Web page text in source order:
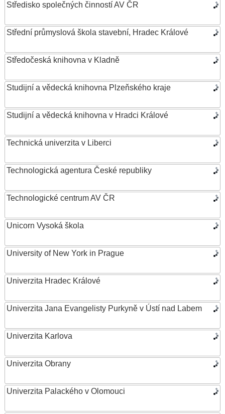
Středisko společných činností AV ČR
Střední průmyslová škola stavební, Hradec Králové
Středočeská knihovna v Kladně
Studijní a vědecká knihovna Plzeňského kraje
Studijní a vědecká knihovna v Hradci Králové
Technická univerzita v Liberci
Technologická agentura České republiky
Technologické centrum AV ČR
Unicorn Vysoká škola
University of New York in Prague
Univerzita Hradec Králové
Univerzita Jana Evangelisty Purkyně v Ústí nad Labem
Univerzita Karlova
Univerzita Obrany
Univerzita Palackého v Olomouci